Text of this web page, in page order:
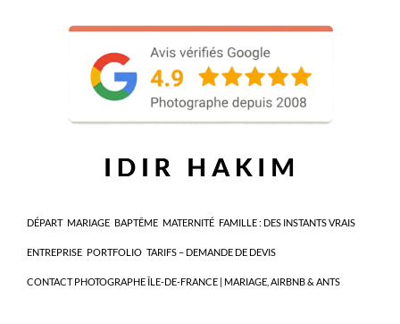
DÉPART MARIAGE BAPTÊME MATERNITÉ FAMILLE : DES INSTANTS VRAIS
ENTREPRISE PORTFOLIO TARIFS – DEMANDE DE DEVIS
CONTACT PHOTOGRAPHE ÎLE-DE-FRANCE | MARIAGE, AIRBNB & ANTS